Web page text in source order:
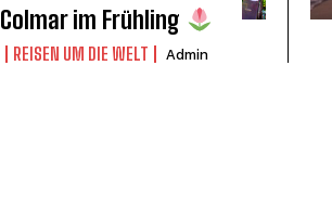
Colmar im Frühling
REISEN UM DIE WELT Admin